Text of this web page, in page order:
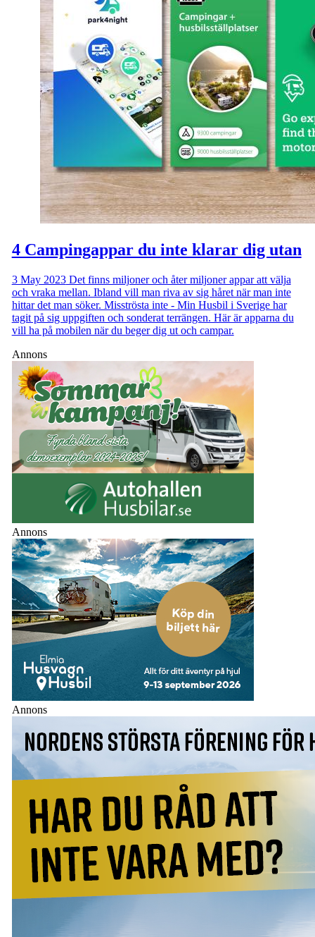
4 Campingappar du inte klarar dig utan
3 May 2023Det finns miljoner och åter miljoner appar att välja
och vraka mellan. Ibland vill man riva av sig håret när man inte
hittar det man söker. Misströsta inte - Min Husbil i Sverige har
tagit på sig uppgiften och sonderat terrängen. Här är apparna du
vill ha på mobilen när du beger dig ut och campar.
Annons
Annons
Annons